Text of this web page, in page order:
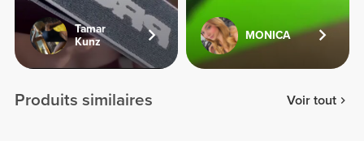
Tamar
Kunz
MONICA
Produits similaires Voir tout